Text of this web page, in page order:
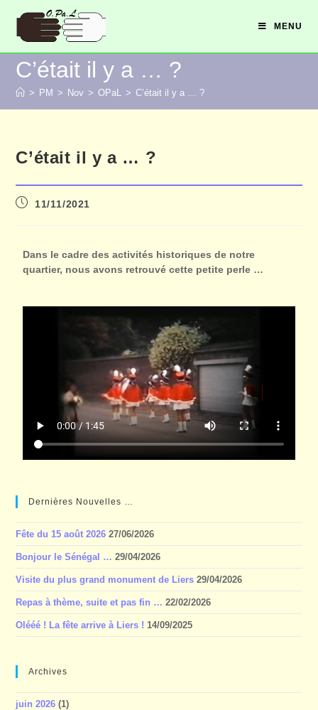
MENU
C’était il y a … ?
> PM > Nov > OPaL > C’était il y a … ?
C’était il y a … ?
11/11/2021
Dans le cadre des activités historiques de notre
quartier, nous avons retrouvé cette petite perle …
Dernières Nouvelles …
Fête du 15 août 2026 27/06/2026
Bonjour le Sénégal … 29/04/2026
Visite du plus grand monument de Liers 29/04/2026
Repas à thème, suite et pas fin … 22/02/2026
Olééé ! La fête arrive à Liers ! 14/09/2025
Archives
juin 2026 (1)